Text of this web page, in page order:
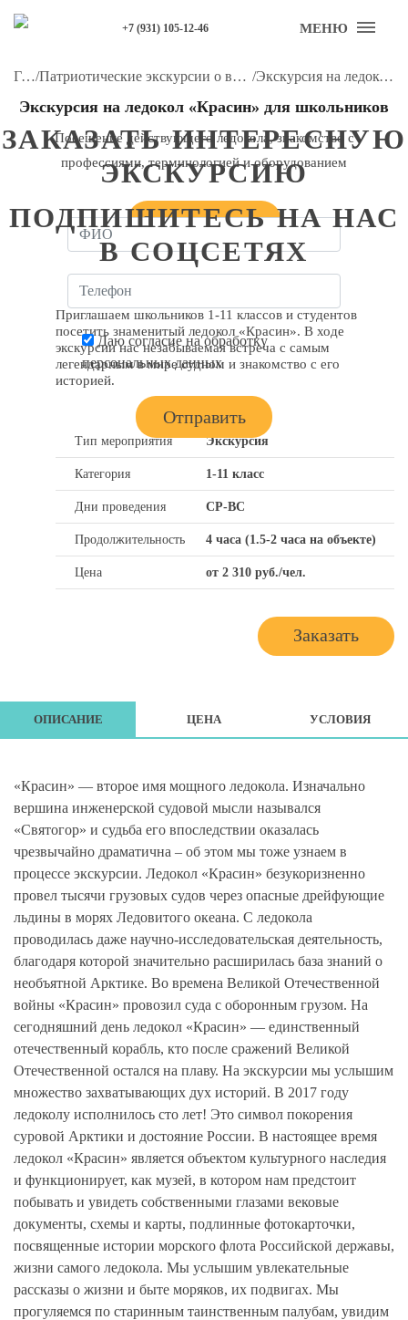
ЗАКАЗАТЬ ИНТЕРЕСНУЮ
ЭКСКУРСИЮ
Даю согласие на обработку
персональных данных
ПОДПИШИТЕСЬ НА НАС
В СОЦСЕТЯХ
+7 (931) 105-12-46 МЕНЮ
Главная/ Патриотические экскурсии о войне и блокаде Ленинграда для школьников / Экскурсия на ледокол «Красин» для школьников
Экскурсия на ледокол «Красин» для школьников
Посещение действующего ледокола, знакомство с
профессиями, терминологией и оборудованием
Заказать звонок
Приглашаем школьников 1-11 классов и студентов
посетить знаменитый ледокол «Красин». В ходе
экскурсии нас незабываемая встреча с самым
легендарным в мире судном и знакомство с его
историей.
Тип мероприятия Экскурсия
Категория 1-11 класс
Дни проведения СР-ВС
Продолжительность 4 часа (1.5-2 часа на объекте)
Цена от 2 310 руб./чел.
Заказать
ОПИСАНИЕ ЦЕНА УСЛОВИЯ
«Красин» — второе имя мощного ледокола. Изначально
вершина инженерской судовой мысли назывался
«Святогор» и судьба его впоследствии оказалась
чрезвычайно драматична – об этом мы тоже узнаем в
процессе экскурсии. Ледокол «Красин» безукоризненно
провел тысячи грузовых судов через опасные дрейфующие
льдины в морях Ледовитого океана. С ледокола
проводилась даже научно-исследовательская деятельность,
благодаря которой значительно расширилась база знаний о
необъятной Арктике. Во времена Великой Отечественной
войны «Красин» провозил суда с оборонным грузом. На
сегодняшний день ледокол «Красин» — единственный
отечественный корабль, кто после сражений Великой
Отечественной остался на плаву. На экскурсии мы услышим
множество захватывающих дух историй. В 2017 году
ледоколу исполнилось сто лет! Это символ покорения
суровой Арктики и достояние России. В настоящее время
ледокол «Красин» является объектом культурного наследия
и функционирует, как музей, в котором нам предстоит
побывать и увидеть собственными глазами вековые
документы, схемы и карты, подлинные фотокарточки,
посвященные истории морского флота Российской державы,
жизни самого ледокола. Мы услышим увлекательные
рассказы о жизни и быте моряков, их подвигах. Мы
прогуляемся по старинным таинственным палубам, увидим